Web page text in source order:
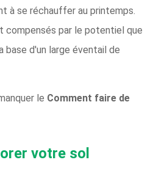
à se réchauffer au printemps.
compensés par le potentiel que
base d'un large éventail de
le Comment faire de
votre sol